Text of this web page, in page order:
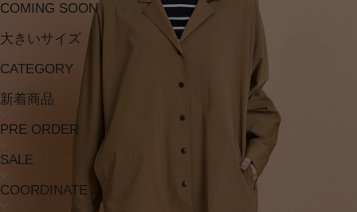
COMING SOON
大きいサイズ
CATEGORY
新着商品
PRE ORDER
SALE
COORDINATE